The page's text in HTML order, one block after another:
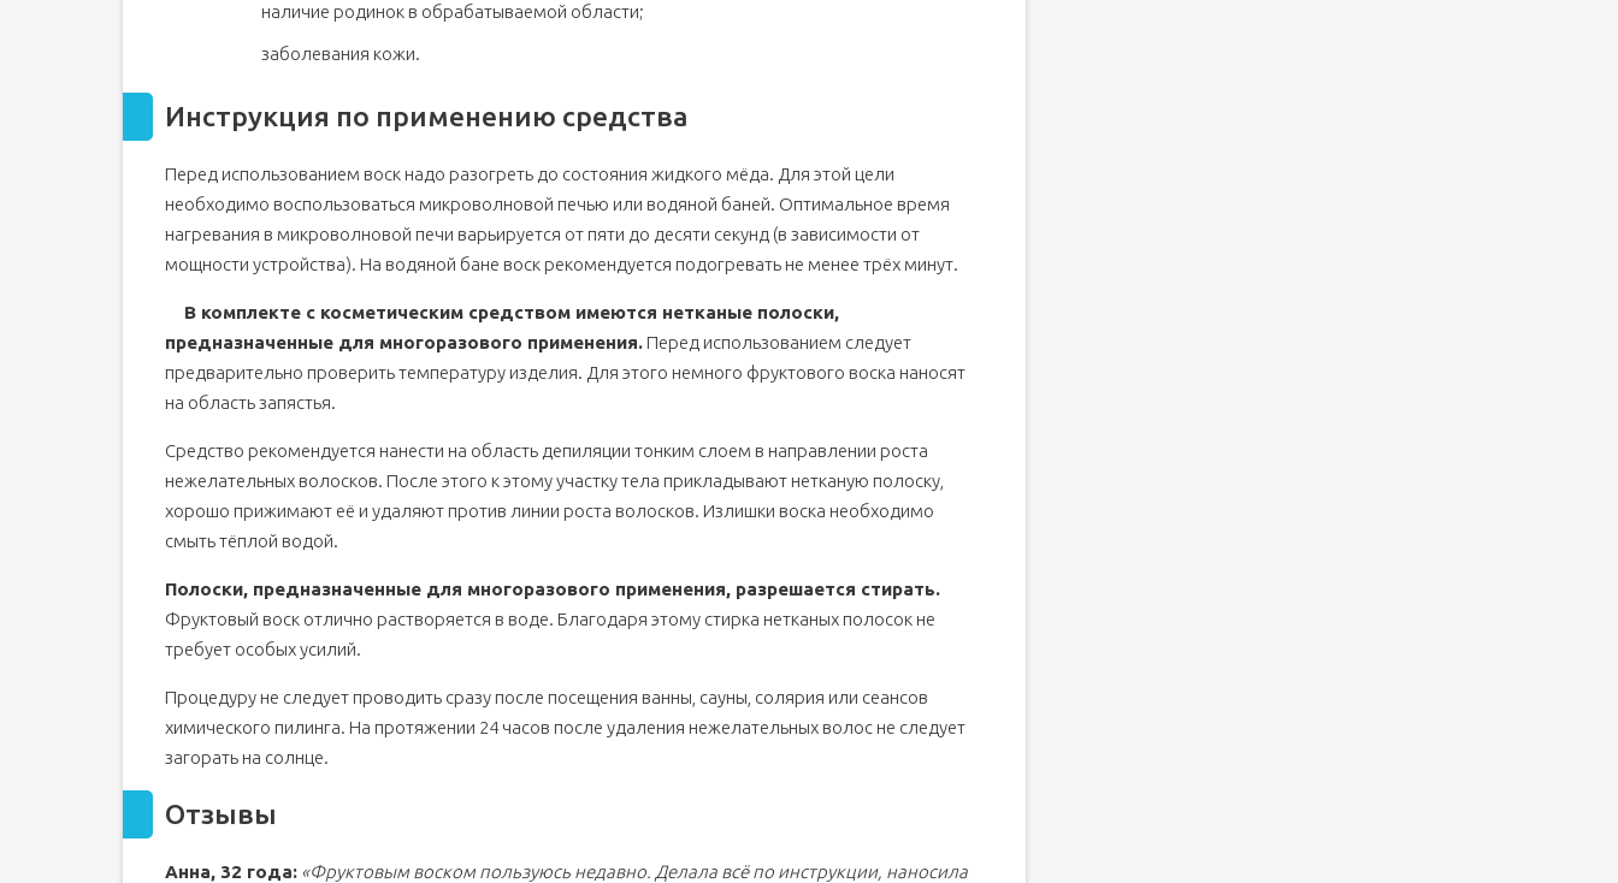
наличие родинок в обрабатываемой области;
заболевания кожи.
Инструкция по применению средства
Перед использованием воск надо разогреть до состояния жидкого мёда. Для этой цели
необходимо воспользоваться микроволновой печью или водяной баней. Оптимальное время
нагревания в микроволновой печи варьируется от пяти до десяти секунд (в зависимости от
мощности устройства). На водяной бане воск рекомендуется подогревать не менее трёх минут.
В комплекте с косметическим средством имеются нетканые полоски,
предназначенные для многоразового применения. Перед использованием следует
предварительно проверить температуру изделия. Для этого немного фруктового воска наносят
на область запястья.
Средство рекомендуется нанести на область депиляции тонким слоем в направлении роста
нежелательных волосков. После этого к этому участку тела прикладывают нетканую полоску,
хорошо прижимают её и удаляют против линии роста волосков. Излишки воска необходимо
смыть тёплой водой.
Полоски, предназначенные для многоразового применения, разрешается стирать.
Фруктовый воск отлично растворяется в воде. Благодаря этому стирка нетканых полосок не
требует особых усилий.
Процедуру не следует проводить сразу после посещения ванны, сауны, солярия или сеансов
химического пилинга. На протяжении 24 часов после удаления нежелательных волос не следует
загорать на солнце.
Отзывы
Анна, 32 года: «Фруктовым воском пользуюсь недавно. Делала всё по инструкции, наносила